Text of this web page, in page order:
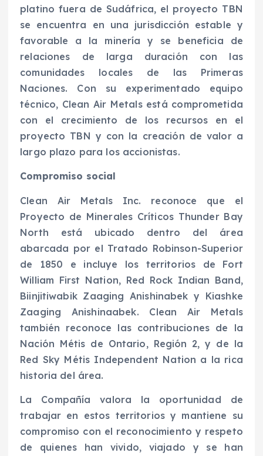
platino fuera de Sudáfrica, el proyecto TBN
se encuentra en una jurisdicción estable y
favorable a la minería y se beneficia de
relaciones de larga duración con las
comunidades locales de las Primeras
Naciones. Con su experimentado equipo
técnico, Clean Air Metals está comprometida
con el crecimiento de los recursos en el
proyecto TBN y con la creación de valor a
largo plazo para los accionistas.
Compromiso social
Clean Air Metals Inc. reconoce que el
Proyecto de Minerales Críticos Thunder Bay
North está ubicado dentro del área
abarcada por el Tratado Robinson-Superior
de 1850 e incluye los territorios de Fort
William First Nation, Red Rock Indian Band,
Biinjitiwabik Zaaging Anishinabek y Kiashke
Zaaging Anishinaabek. Clean Air Metals
también reconoce las contribuciones de la
Nación Métis de Ontario, Región 2, y de la
Red Sky Métis Independent Nation a la rica
historia del área.
La Compañía valora la oportunidad de
trabajar en estos territorios y mantiene su
compromiso con el reconocimiento y respeto
de quienes han vivido, viajado y se han